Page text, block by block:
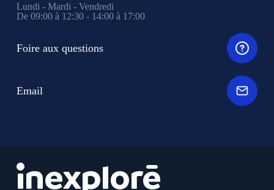
Lundi - Mardi - Vendredi
De 09:00 à 12:30 - 14:00 à 17:00
Foire aux questions
Email